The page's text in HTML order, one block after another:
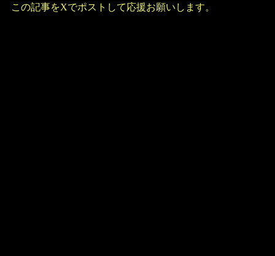
この記事をXでポストして応援お願いします。